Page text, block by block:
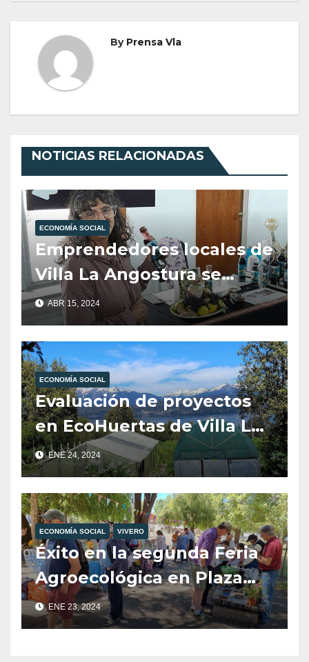
By Prensa Vla
NOTICIAS RELACIONADAS
ECONOMÍA SOCIAL
Emprendedores locales de
Villa La Angostura se
destacan en la Feria
“Tienda de Sabores” en
Neuquén
ABR 15, 2024
ECONOMÍA SOCIAL
Evaluación de proyectos
en EcoHuertas de Villa La
Angostura
ENE 24, 2024
ECONOMÍA SOCIAL VIVERO
Éxito en la segunda Feria
Agroecológica en Plaza
Pioneros
ENE 23, 2024